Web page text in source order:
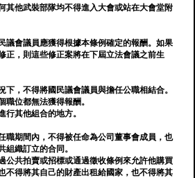
其他武裝部隊均不得進入大會或站在大會堂附
議會議員應獲得根據本條例確定的報酬。如果
正，則這些修正案將在下屆立法會議之前生
下，不得將國民議會議員與擔任公職相結合。
職位都無法獲得報酬。
行其他組合的地方。
職期間內，不得被任命為公司董事會成員，也
組織訂立的合同。
公共拍賣或招標或通過徵收條例來允許他購買
不得將其自己的財產出租給國家，也不得將其